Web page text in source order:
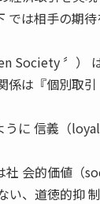
では相手の期
Society 〞）
係は『個別取
に 信義（
会的価値（
い、道徳的抑